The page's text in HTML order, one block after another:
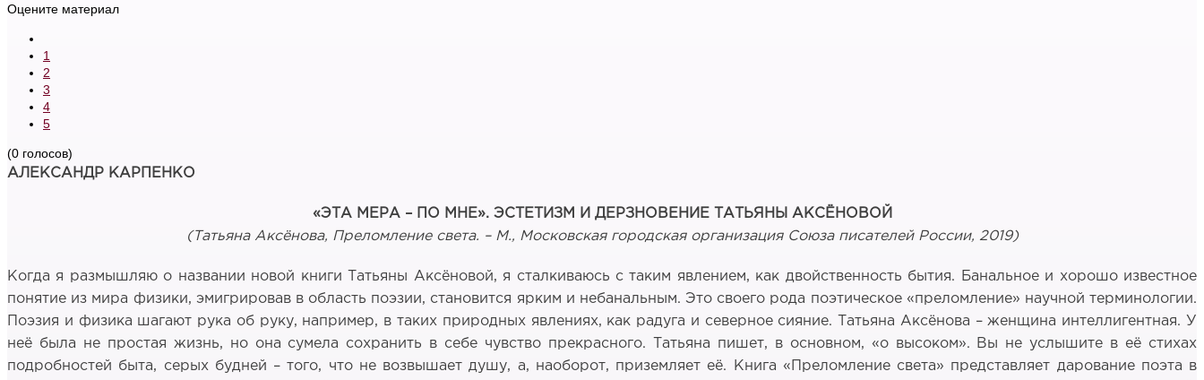
Оцените материал
1
2
3
4
5
(0 голосов)
АЛЕКСАНДР КАРПЕНКО
«ЭТА МЕРА – ПО МНЕ». ЭСТЕТИЗМ И ДЕРЗНОВЕНИЕ ТАТЬЯНЫ АКСЁНОВОЙ
(Татьяна Аксёнова, Преломление света. – М., Московская городская организация Союза писателей России, 2019)
Когда я размышляю о названии новой книги Татьяны Аксёновой, я сталкиваюсь с таким явлением, как двойственность бытия. Банальное и хорошо известное
понятие из мира физики, эмигрировав в область поэзии, становится ярким и небанальным. Это своего рода поэтическое «преломление» научной терминологии.
Поэзия и физика шагают рука об руку, например, в таких природных явлениях, как радуга и северное сияние. Татьяна Аксёнова – женщина интеллигентная. У
неё была не простая жизнь, но она сумела сохранить в себе чувство прекрасного. Татьяна пишет, в основном, «о высоком». Вы не услышите в её стихах
подробностей быта, серых будней – того, что не возвышает душу, а, наоборот, приземляет её. Книга «Преломление света» представляет дарование поэта в